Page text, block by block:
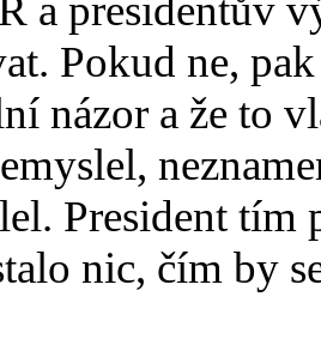
Pokud ne,
názor a že to
President tím
nic, čím by